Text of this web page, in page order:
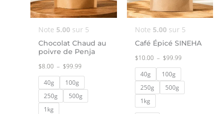
Note 5.00 sur 5
Chocolat Chaud au
poivre de Penja
$8.00 – $99.99
40g
100g
250g
500g
1kg
options
choisies
la
du
Note 5.00sur 5
Café Épicé SINEHA
$10.00 – $99.99
40g
100g
250g
500g
1kg
options
sur
page